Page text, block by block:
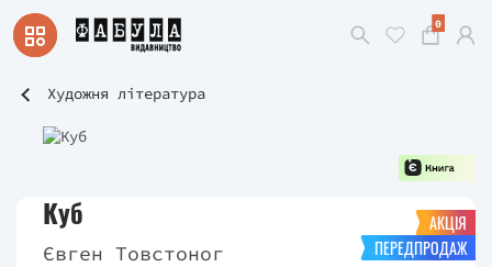
0
Художня література
АКЦІЯ
ПЕРЕДПРОДАЖ
Куб
Євген Товстоног